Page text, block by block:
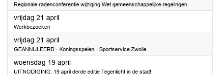
Regionale radenconferentie wijziging Wet gemeenschappelijke regelingen
vrijdag 21 april2023
Werkbezoeken
vrijdag 21 april2023
GEANNULEERD - Koningsspelen - Sportservice Zwolle
woensdag 19 april2023
UITNODIGING: 19 april derde editie Tegenlicht in de stad!